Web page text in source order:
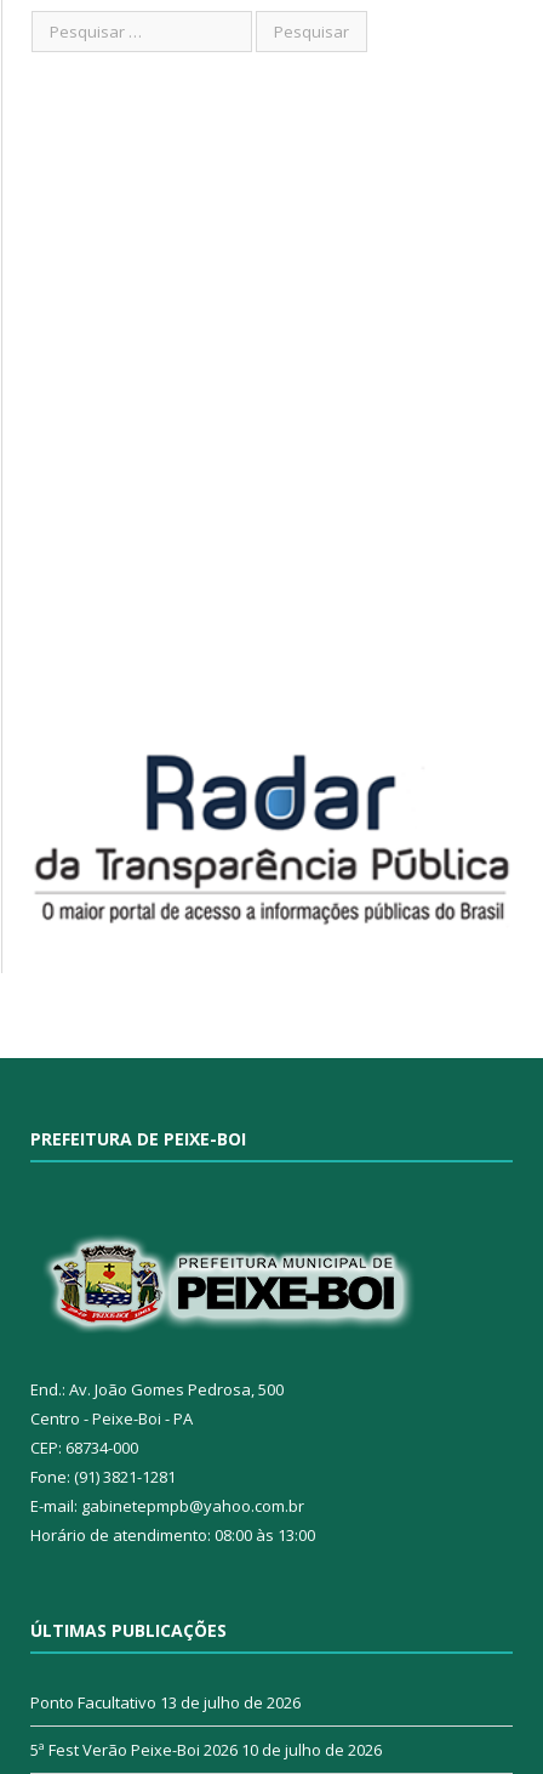
PREFEITURA DE PEIXE-BOI
End.: Av. João Gomes Pedrosa, 500
Centro - Peixe-Boi - PA
CEP: 68734-000
Fone: (91) 3821-1281
E-mail: gabinetepmpb@yahoo.com.br
Horário de atendimento: 08:00 às 13:00
ÚLTIMAS PUBLICAÇÕES
Ponto Facultativo 13 de julho de 2026
5ª Fest Verão Peixe-Boi 2026 10 de julho de 2026